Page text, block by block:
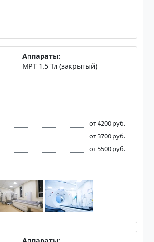
Аппараты:
МРТ 1.5 Тл (закрытый)
от 4200 руб.
от 3700 руб.
от 5500 руб.
Аппараты: